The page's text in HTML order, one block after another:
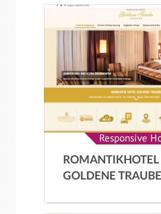
ROMANTIKHOTEL
GOLDENE TRAUBE
Responsive